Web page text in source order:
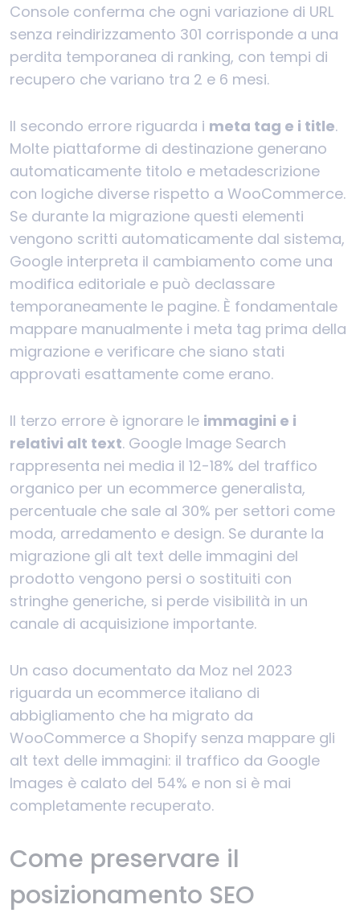
Console conferma che ogni variazione di URL
senza reindirizzamento 301 corrisponde a una
perdita temporanea di ranking, con tempi di
recupero che variano tra 2 e 6 mesi.
Il secondo errore riguarda i meta tag e i title.
Molte piattaforme di destinazione generano
automaticamente titolo e metadescrizione
con logiche diverse rispetto a WooCommerce.
Se durante la migrazione questi elementi
vengono scritti automaticamente dal sistema,
Google interpreta il cambiamento come una
modifica editoriale e può declassare
temporaneamente le pagine. È fondamentale
mappare manualmente i meta tag prima della
migrazione e verificare che siano stati
approvati esattamente come erano.
Il terzo errore è ignorare le immagini e i
relativi alt text. Google Image Search
rappresenta nei media il 12-18% del traffico
organico per un ecommerce generalista,
percentuale che sale al 30% per settori come
moda, arredamento e design. Se durante la
migrazione gli alt text delle immagini del
prodotto vengono persi o sostituiti con
stringhe generiche, si perde visibilità in un
canale di acquisizione importante.
Un caso documentato da Moz nel 2023
riguarda un ecommerce italiano di
abbigliamento che ha migrato da
WooCommerce a Shopify senza mappare gli
alt text delle immagini: il traffico da Google
Images è calato del 54% e non si è mai
completamente recuperato.
Come preservare il
posizionamento SEO